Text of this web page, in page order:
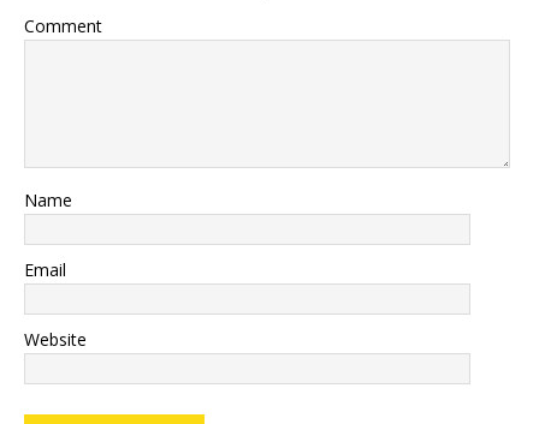
Comment
Name
Email
Website